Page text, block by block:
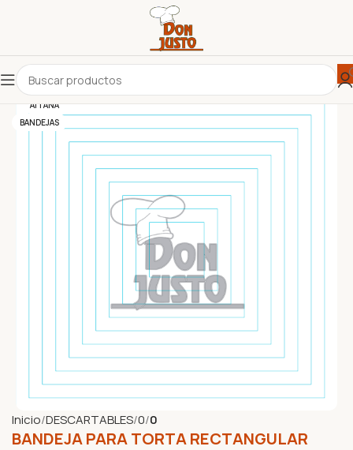
AITANA
BANDEJAS
Inicio DESCARTABLES 0 0
BANDEJA PARA TORTA RECTANGULAR